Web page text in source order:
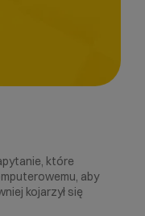
które
aby
kojarzył się